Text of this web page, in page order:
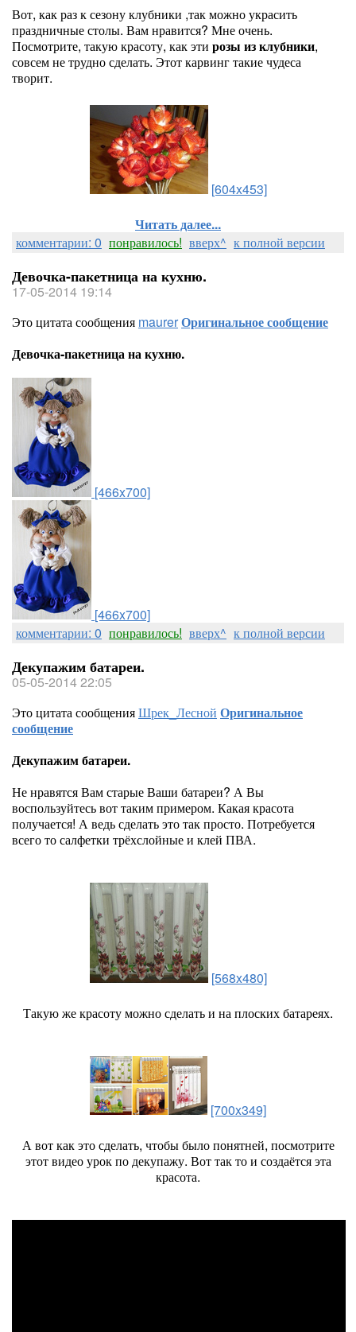
Вот, как раз к сезону клубники ,так можно украсить
праздничные столы. Вам нравится? Мне очень.
Посмотрите, такую красоту, как эти розы из клубники,
совсем не трудно сделать. Этот карвинг такие чудеса
творит.
[604x453]
Читать далее...
комментарии: 0 понравилось! вверх^ к полной версии
Девочка-пакетница на кухню.
17-05-2014 19:14
Это цитата сообщения maurerОригинальное сообщение
Девочка-пакетница на кухню.
[466x700]
[466x700]
комментарии: 0 понравилось! вверх^ к полной версии
Декупажим батареи.
05-05-2014 22:05
Это цитата сообщенияШрек_Лесной Оригинальное
сообщение
Декупажим батареи.
Не нравятся Вам старые Ваши батареи? А Вы
воспользуйтесь вот таким примером. Какая красота
получается! А ведь сделать это так просто. Потребуется
всего то салфетки трёхслойные и клей ПВА.
[568x480]
Такую же красоту можно сделать и на плоских батареях.
[700x349]
А вот как это сделать, чтобы было понятней, посмотрите
этот видео урок по декупажу. Вот так то и создаётся эта
красота.